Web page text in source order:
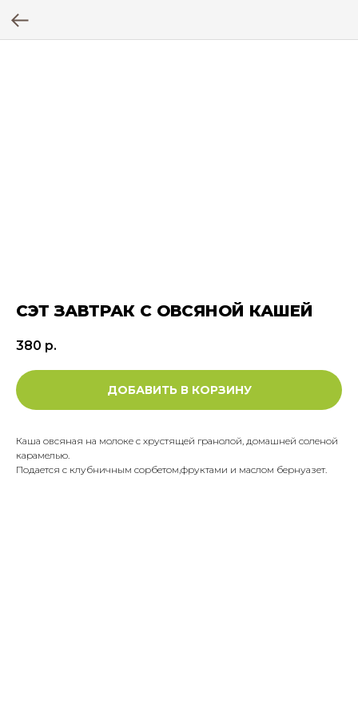
СЭТ ЗАВТРАК С ОВСЯНОЙ КАШЕЙ
380 р.
ДОБАВИТЬ В КОРЗИНУ
Каша овсяная на молоке с хрустящей гранолой, домашней соленой
карамелью.
Подается с клубничным сорбетом,фруктами и маслом бернуазет.